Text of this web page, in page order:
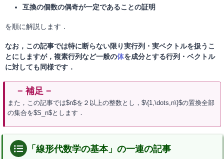
互換の個数の偶奇が一定であることの証明
を順に解説します．
なお，この記事では特に断らない限り実行列・実ベクトルを扱うこ
とにしますが，複素行列など一般の体を成分とする行列・ベクトル
に対しても同様です．
また，この記事では$n$を２以上の整数とし，$\{1,\dots,n\}$の置換全部
の集合を$S_n$とします．
「線形代数学の基本」の一連の記事